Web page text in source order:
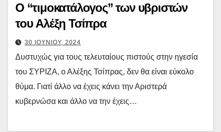
Ο “τιμοκατάλογος” των υβριστών
του Αλέξη Τσίπρα
30 ΙΟΥΝΙΟΥ, 2024
Δυστυχώς για τους τελευταίους πιστούς στην ηγεσία
του ΣΥΡΙΖΑ, ο Αλέξης Τσίπρας, δεν θα είναι εύκολο
θύμα. Γιατί άλλο να έχεις κάνει την Αριστερά
κυβερνώσα και άλλο να την έχεις…